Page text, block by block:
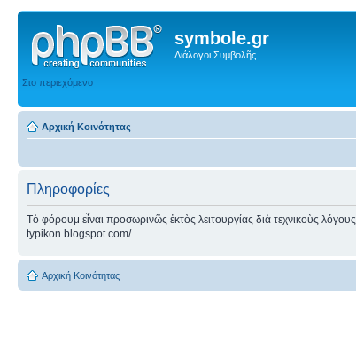
symbole.gr
Διάλογοι Συμβολῆς
Στο περιεχόμενο
Αρχική Κοινότητας
Πληροφορίες
Τὸ φόρουμ εἶναι προσωρινῶς ἐκτὸς λειτουργίας διὰ τεχνικοὺς
typikon.blogspot.com/
Αρχική Κοινότητας